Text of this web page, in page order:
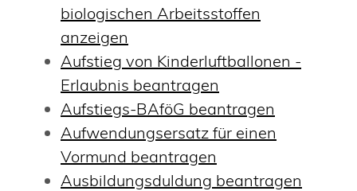
biologischen Arbeitsstoffen
anzeigen
Aufstieg von Kinderluftballonen -
Erlaubnis beantragen
Aufstiegs-BAföG beantragen
Aufwendungsersatz für einen
Vormund beantragen
Ausbildungsduldung beantragen